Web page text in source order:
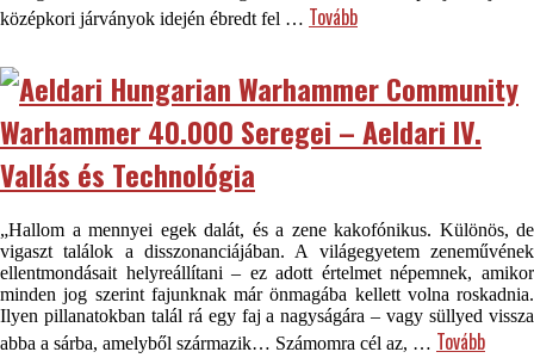
középkori járványok idején ébredt fel … Tovább
Warhammer 40.000 Seregei – Aeldari IV.
Vallás és Technológia
„Hallom a mennyei egek dalát, és a zene kakofónikus. Különös, de
vigaszt találok a disszonanciájában. A világegyetem zeneművének
ellentmondásait helyreállítani – ez adott értelmet népemnek, amikor
minden jog szerint fajunknak már önmagába kellett volna roskadnia.
Ilyen pillanatokban talál rá egy faj a nagyságára – vagy süllyed vissza
abba a sárba, amelyből származik… Számomra cél az, … Tovább